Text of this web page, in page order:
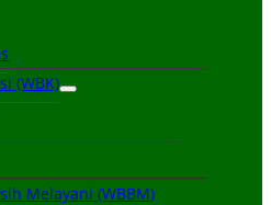
(WBK)
Melayani (WBBM)